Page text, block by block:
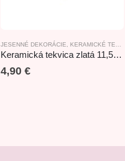
,NOVINKY ,VIANOČNÉ GULE,VÍLA/FAIRY,
JESENNÉ DEKORÁCIE, KERAMICKÉ TEKVICE
Keramická tekvica zlatá 11,5×7,6cm
4,90€